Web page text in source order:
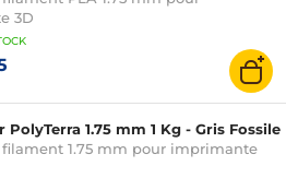
3D
PolyTerra 1.75 mm 1 Kg - Gris Fossile
1.75 mm pour imprimante